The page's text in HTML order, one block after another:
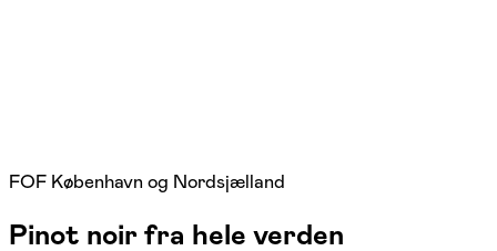
FOF København og Nordsjælland
Pinot noir fra hele verden